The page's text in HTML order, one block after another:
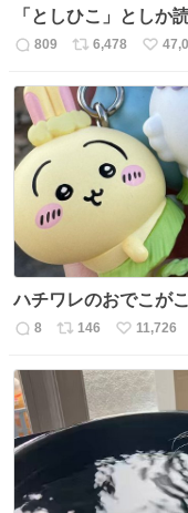
「としひこ」としか
返
数
809
リ
ス
ト
数
6,478
い
ね
数
ハチワレのおでこが
返
数
8
リ
ス
ト
数
146
い
ね
数
11,726